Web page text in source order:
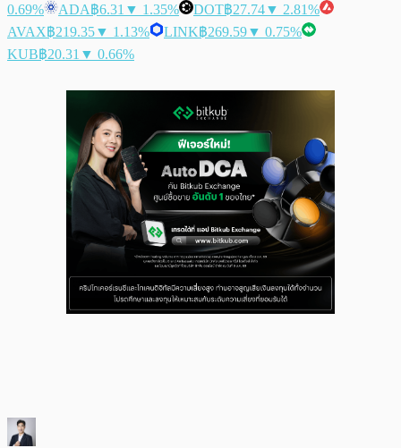
0.69%
ADA฿6.31 ▼ 1.35% DOT฿27.74▼ 2.81%
AVAX฿219.35▼ 1.13% LINK฿269.59▼ 0.75%
KUB฿20.31 ▼ 0.66%